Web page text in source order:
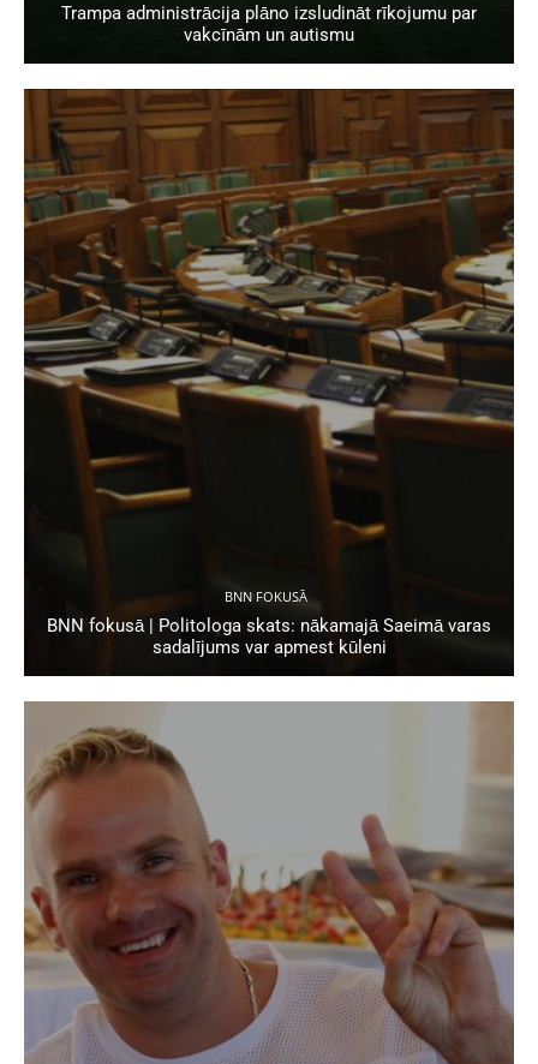
Trampa administrācija plāno izsludināt rīkojumu par
vakcīnām un autismu
BNN FOKUSĀ
BNN fokusā | Politologa skats: nākamajā Saeimā varas
sadalījums var apmest kūleni